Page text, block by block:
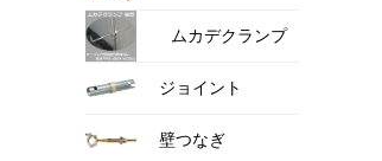
ムカデクランプ
ジョイント
壁つなぎ